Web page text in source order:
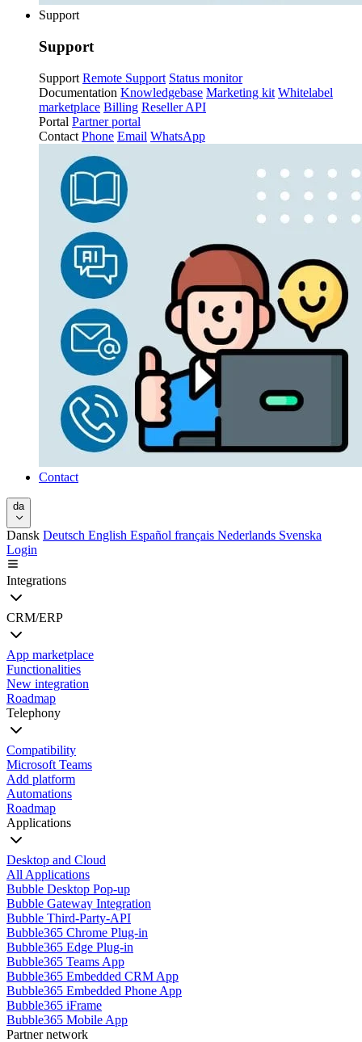
Support
Support
Support Remote Support Status monitor
Documentation Knowledgebase Marketing kit Whitelabel
marketplace Billing Reseller API
Portal Partner portal
Contact Phone Email WhatsApp
Contact
da
Dansk Deutsch English Español français Nederlands Svenska
Login
Integrations
CRM/ERP
App marketplace
Functionalities
New integration
Roadmap
Telephony
Compatibility
Microsoft Teams
Add platform
Automations
Roadmap
Applications
Desktop and Cloud
All Applications
Bubble Desktop Pop-up
Bubble Gateway Integration
Bubble Third-Party-API
Bubble365 Chrome Plug-in
Bubble365 Edge Plug-in
Bubble365 Teams App
Bubble365 Embedded CRM App
Bubble365 Embedded Phone App
Bubble365 iFrame
Bubble365 Mobile App
Partner network